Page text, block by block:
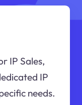
IP Sales,
IP
needs.